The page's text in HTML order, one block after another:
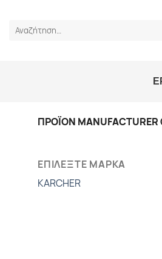
content
Αναζήτηση
ΠΡΟΪΟΝ MANUFACTURER
ΕΠΙΛΕΞΤΕ ΜΑΡΚΑ
KARCHER